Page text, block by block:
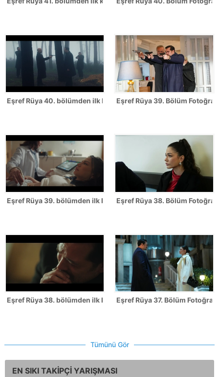
Eşref Rüya 40. bölümden ilk karelerEşref Rüya 39. Bölüm
Eşref Rüya 39. bölümden ilk karelerEşref Rüya 38. Bölüm
Eşref Rüya 38. bölümden ilk karelerEşref Rüya 37. Bölüm
Tümünü Gör
EN SIKI TAKİPÇİ YARIŞMASI